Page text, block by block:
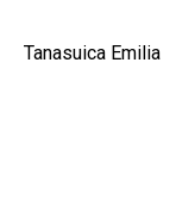
Tanasuica Emilia